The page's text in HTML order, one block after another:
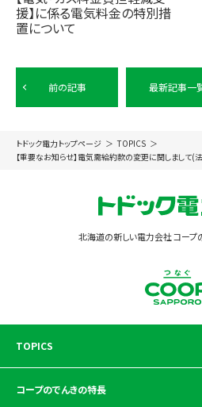
援】に係る電気料金の特別措
置について
前の記事 最新記事一
トドック電力トップページ
TOPICS
【重要なお知らせ】電気需給約款の変更に関しまして(
北海道の新しい電力会社 コープ
TOPICS
コープのでんきの特長